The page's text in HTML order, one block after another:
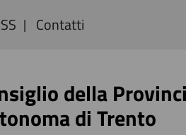
Contatti
della
di Trento